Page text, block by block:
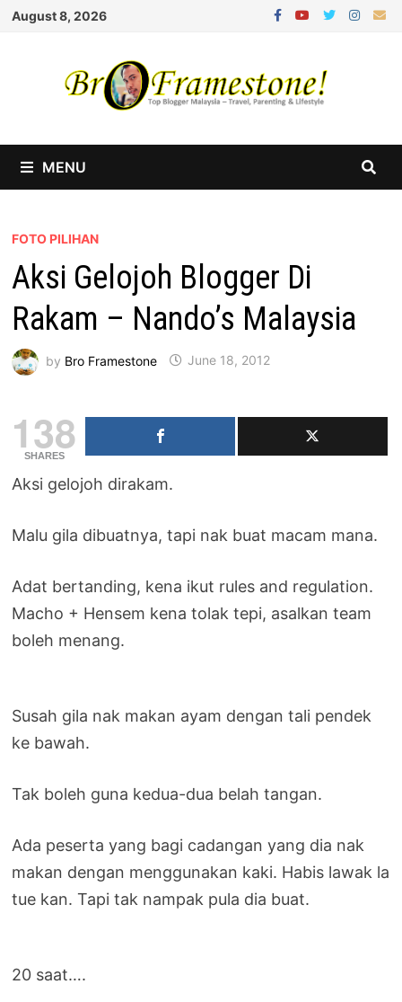
Skip
August 8, 2026
MENU
FOTO PILIHAN
Aksi Gelojoh Blogger Di
Rakam – Nando’s Malaysia
by Bro Framestone June 18, 2012
138
SHARES
Aksi gelojoh dirakam.
Malu gila dibuatnya, tapi nak buat macam mana.
Adat bertanding, kena ikut rules and regulation.
Macho + Hensem kena tolak tepi, asalkan team
boleh menang.
Susah gila nak makan ayam dengan tali pendek
ke bawah.
Tak boleh guna kedua-dua belah tangan.
Ada peserta yang bagi cadangan yang dia nak
makan dengan menggunakan kaki. Habis lawak la
tue kan. Tapi tak nampak pula dia buat.
20 saat….